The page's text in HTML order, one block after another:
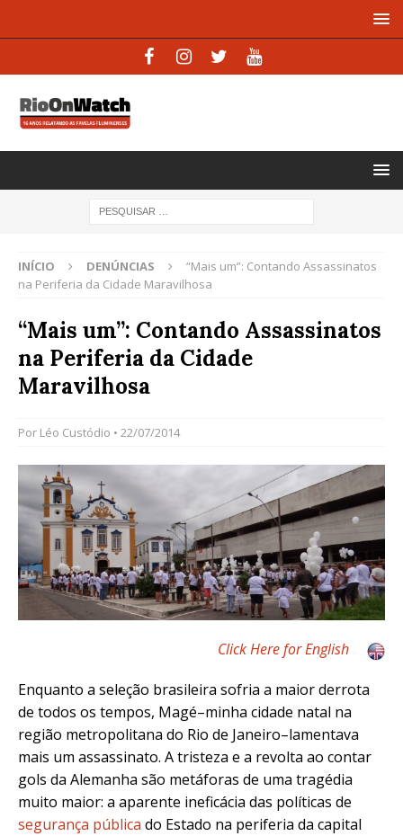
INÍCIO DENÚNCIAS
“Mais um”: Contando Assassinatos
na Periferia da Cidade Maravilhosa
“Mais um”: Contando Assassinatos
na Periferia da Cidade
Maravilhosa
Por Léo Custódio • 22/07/2014
Click Here for English
Enquanto a seleção brasileira sofria a maior derrota
de todos os tempos, Magé–minha cidade natal na
região metropolitana do Rio de Janeiro–lamentava
mais um assassinato. A tristeza e a revolta ao contar
gols da Alemanha são metáforas de uma tragédia
muito maior: a aparente ineficácia das políticas de
segurança pública do Estado na periferia da capital